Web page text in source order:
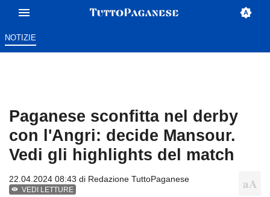
NOTIZIE
Paganese sconfitta nel derby
con l'Angri: decide Mansour.
Vedi gli highlights del match
22.04.2024 08:43 di Redazione TuttoPaganese
VEDI LETTURE